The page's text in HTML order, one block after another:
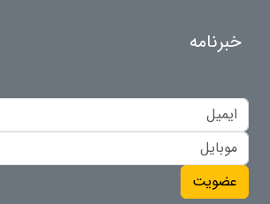
خبرنامه
عضویت